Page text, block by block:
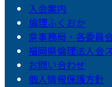
入会案内
倫理ふくおか
県事務局・各委員
福岡県倫理法人会
お問い合わせ
個人情報保護方針